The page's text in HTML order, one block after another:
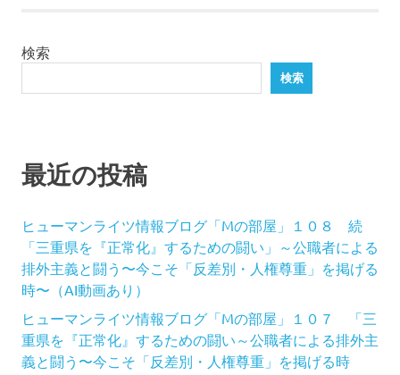
ペ
ー
送
検索
検索
最近の投稿
ヒューマンライツ情報ブログ「Mの部屋」１０８ 続
「三重県を『正常化』するための闘い」～公職者による
排外主義と闘う〜今こそ「反差別・人権尊重」を掲げる
時〜（AI動画あり）
ヒューマンライツ情報ブログ「Mの部屋」１０７ 「三
重県を『正常化』するための闘い～公職者による排外主
義と闘う〜今こそ「反差別・人権尊重」を掲げる時